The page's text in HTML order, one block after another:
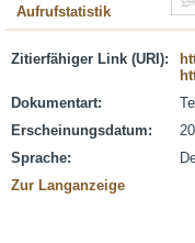
Aufrufstatistik
Zitierfähiger Link (URI):
Dokumentart:
Erscheinungsdatum:
Sprache:
Zur Langanzeige